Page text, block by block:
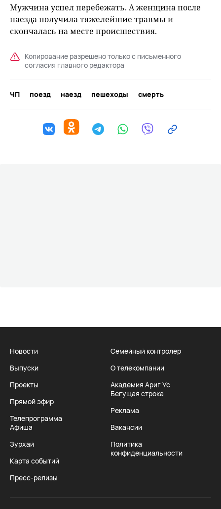
Мужчина успел перебежать. А женщина после
наезда получила тяжелейшие травмы и
скончалась на месте происшествия.
Копирование разрешено только с письменного
согласия главного редактора
ЧП поезд наезд пешеходы смерть
Новости
Выпуски
Проекты
Прямой эфир
Телепрограмма
Афиша
Зурхай
Карта событий
Пресс-релизы
Семейный контролер
О телекомпании
Академия Ариг Ус
Бегущая строка
Реклама
Вакансии
Политика
конфиденциальности